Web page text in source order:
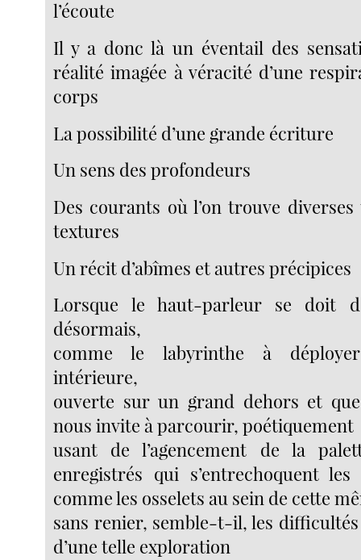
l’écoute
Il y a donc là un éventail des
réalité imagée à véracité d’une
corps
La possibilité d’une grande écriture
Un sens des profondeurs
Des courants où l’on trouve
textures
Un récit d’abîmes et autres précipices
Lorsque le haut-parleur se doit
désormais,
comme le labyrinthe à
intérieure,
ouverte sur un grand dehors et
nous invite à parcourir, poétiquement
usant de l’agencement de la
enregistrés qui s’entrechoquent
comme les osselets au sein de cette
sans renier, semble-t-il, les
d’une telle exploration